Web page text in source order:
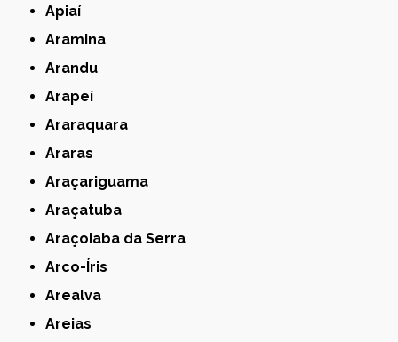
Apiaí
Aramina
Arandu
Arapeí
Araraquara
Araras
Araçariguama
Araçatuba
Araçoiaba da Serra
Arco-Íris
Arealva
Areias